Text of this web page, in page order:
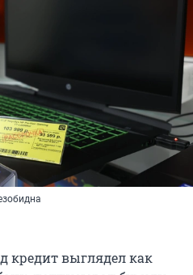
кредит выглядел как